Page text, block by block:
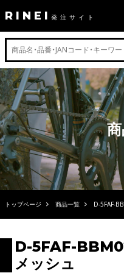
RINEI 発注サイト
トップページ 商品一覧 D-5FAF-
D-5FAF-
メッシュ